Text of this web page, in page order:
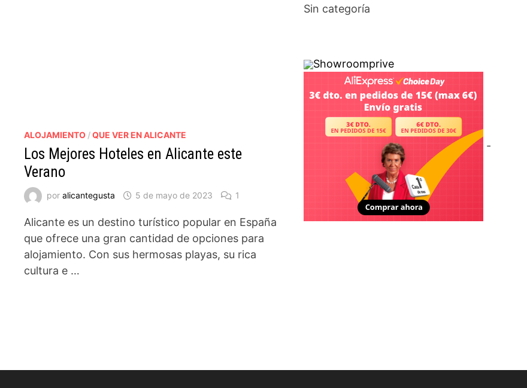
ALOJAMIENTO/QUE VER EN ALICANTE
Los Mejores Hoteles en Alicante este
Verano
por alicantegusta 5 de mayo de 2023 1
Alicante es un destino turístico popular en España
que ofrece una gran cantidad de opciones para
alojamiento. Con sus hermosas playas, su rica
cultura e …
Sin categoría
Showroomprive
-